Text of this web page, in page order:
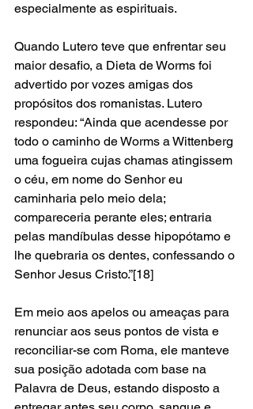
especialmente as espirituais.
Quando Lutero teve que enfrentar seu
maior desafio, a Dieta de Worms foi
advertido por vozes amigas dos
propósitos dos romanistas. Lutero
respondeu: “Ainda que acendesse por
todo o caminho de Worms a Wittenberg
uma fogueira cujas chamas atingissem
o céu, em nome do Senhor eu
caminharia pelo meio dela;
compareceria perante eles; entraria
pelas mandíbulas desse hipopótamo e
lhe quebraria os dentes, confessando o
Senhor Jesus Cristo.”[18]
Em meio aos apelos ou ameaças para
renunciar aos seus pontos de vista e
reconciliar-se com Roma, ele manteve
sua posição adotada com base na
Palavra de Deus, estando disposto a